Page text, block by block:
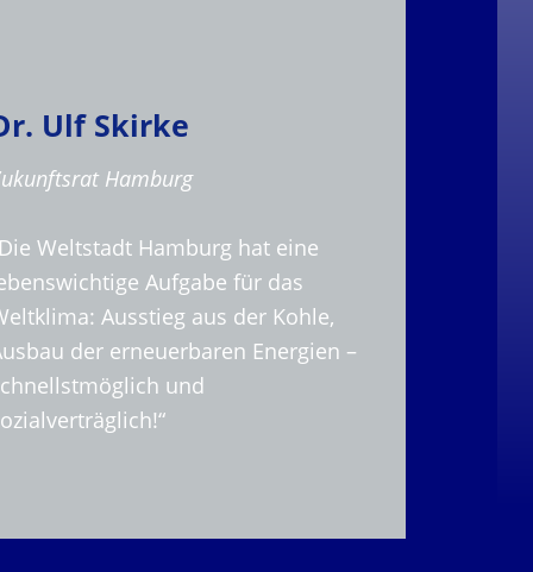
Ulf Skirke
Hamburg
Weltstadt Hamburg hat eine
Aufgabe für das
Ausstieg aus der Kohle,
der erneuerbaren Energien –
und